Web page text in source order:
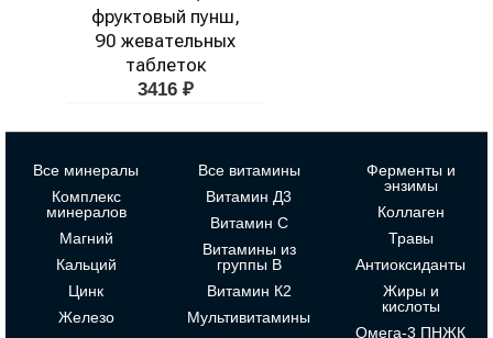
фруктовый пунш,
90 жевательных
таблеток
3416 ₽
Все минералы
Комплекс
минералов
Магний
Кальций
Цинк
Железо
Все витамины
Витамин Д3
Витамин С
Витамины из
группы В
Витамин К2
Мультивитамины
Ферменты и
энзимы
Коллаген
Травы
Антиоксиданты
Жиры и
кислоты
Омега-3 ПНЖК